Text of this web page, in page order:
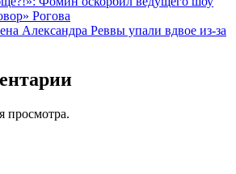
Рогова
Александра Реввы упали вдвое из-за
просмотра.